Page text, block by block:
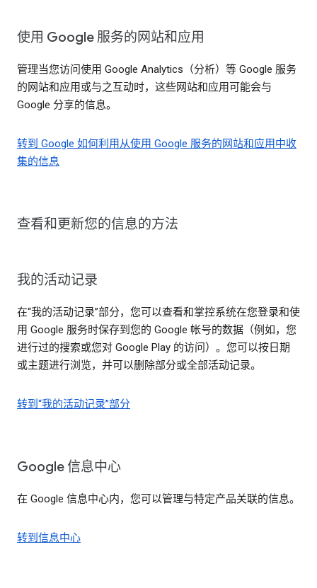
使用 Google 服务的网站和应用
管理当您访问使用 Google Analytics（分析）等 Google 服务
的网站和应用或与之互动时，这些网站和应用可能会与
Google 分享的信息。
转到 Google 如何利用从使用 Google 服务的网站和应用中收
集的信息
查看和更新您的信息的方法
我的活动记录
在“我的活动记录”部分，您可以查看和掌控系统在您登录和使
用 Google 服务时保存到您的 Google 帐号的数据（例如，您
进行过的搜索或您对 Google Play 的访问）。您可以按日期
或主题进行浏览，并可以删除部分或全部活动记录。
转到“我的活动记录”部分
Google 信息中心
在 Google 信息中心内，您可以管理与特定产品关联的信息。
转到信息中心